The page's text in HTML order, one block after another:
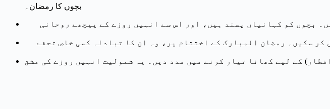
بچوں کا رمضان۔
بچوں کو کہانیاں پسند ہیں، اور اس سے انہیں روزے کے پیچھے روحانی
سکیں۔ رمضان المبارک کے اختتام پر، وہ ان کا تبادلہ کسی خاص تحفے
کے لیے کھانا تیار کرنے میں مدد دیں۔ یہ شمولیت انہیں روزے کی مشق